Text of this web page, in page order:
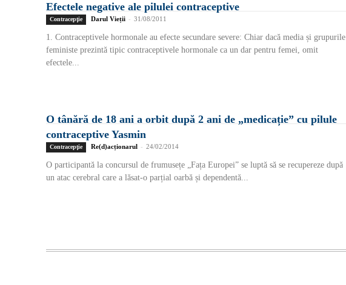
Efectele negative ale pilulei contraceptive
Contracepţie Darul Vieții - 31/08/2011
1. Contraceptivele hormonale au efecte secundare severe: Chiar dacă media și grupurile
feministe prezintă tipic contraceptivele hormonale ca un dar pentru femei, omit
efectele...
O tânără de 18 ani a orbit după 2 ani de „medicație” cu pilule
contraceptive Yasmin
Contracepţie Re(d)acționarul - 24/02/2014
O participantă la concursul de frumusețe „Fața Europei” se luptă să se recupereze după
un atac cerebral care a lăsat-o parțial oarbă și dependentă...